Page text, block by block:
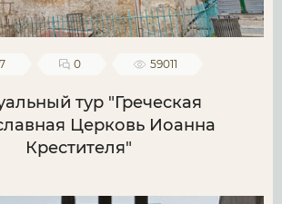
0 59011
тур "Греческая
Церковь Иоанна
Крестителя"